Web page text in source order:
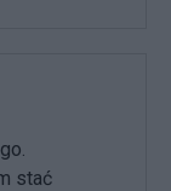
stać